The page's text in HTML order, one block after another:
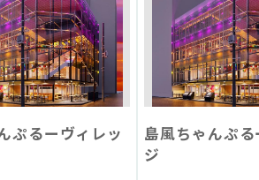
ぷるーヴィレッ
島風ちゃんぷ
ジ